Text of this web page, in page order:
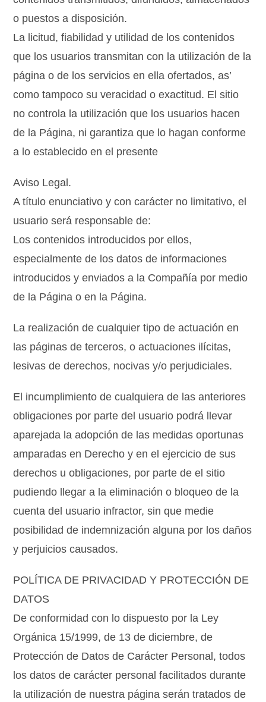
o puestos a disposición.
La licitud, fiabilidad y utilidad de los contenidos
que los usuarios transmitan con la utilización de la
página o de los servicios en ella ofertados, as’
como tampoco su veracidad o exactitud. El sitio
no controla la utilización que los usuarios hacen
de la Página, ni garantiza que lo hagan conforme
a lo establecido en el presente
Aviso Legal.
A título enunciativo y con carácter no limitativo, el
usuario será responsable de:
Los contenidos introducidos por ellos,
especialmente de los datos de informaciones
introducidos y enviados a la Compañía por medio
de la Página o en la Página.
La realización de cualquier tipo de actuación en
las páginas de terceros, o actuaciones ilícitas,
lesivas de derechos, nocivas y/o perjudiciales.
El incumplimiento de cualquiera de las anteriores
obligaciones por parte del usuario podrá llevar
aparejada la adopción de las medidas oportunas
amparadas en Derecho y en el ejercicio de sus
derechos u obligaciones, por parte de el sitio
pudiendo llegar a la eliminación o bloqueo de la
cuenta del usuario infractor, sin que medie
posibilidad de indemnización alguna por los daños
y perjuicios causados.
POLÍTICA DE PRIVACIDAD Y PROTECCIÓN DE
DATOS
De conformidad con lo dispuesto por la Ley
Orgánica 15/1999, de 13 de diciembre, de
Protección de Datos de Carácter Personal, todos
los datos de carácter personal facilitados durante
la utilización de nuestra página serán tratados de